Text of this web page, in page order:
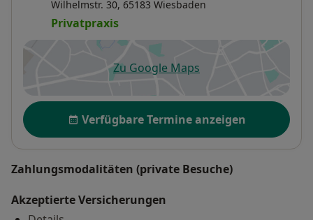
Wilhelmstr. 30, 65183 Wiesbaden
Privatpraxis
Zu Google Mapsöffnet in einer neuen
Verfügbarkeit
Verfügbare Termine anzeigen
Zahlungsmodalitäten (private Besuche)
Akzeptierte Versicherungen